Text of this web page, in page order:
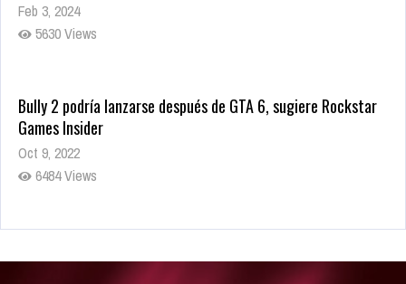
Feb 3, 2024
5630 Views
Bully 2 podría lanzarse después de GTA 6, sugiere Rockstar
Games Insider
Oct 9, 2022
6484 Views
Rumor: Se filtran los primeros detalles de Resident Evil 9